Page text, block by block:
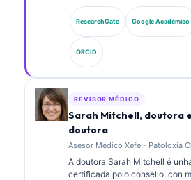
anos de experiencia en
análise clínica asistida por IA.
en Kantesti AI, proporciona
a exactitude médica da rede
doutor Klein publicou
interpretación de
laboratorio en temas de
ResearchGate Google Académico
ORCID
REVISOR MÉDICO
Sarah Mitchell, doutora
doutora
Asesor Médico Xefe - Patoloxía
A doutora Sarah Mitchell é
certificada polo consello, con